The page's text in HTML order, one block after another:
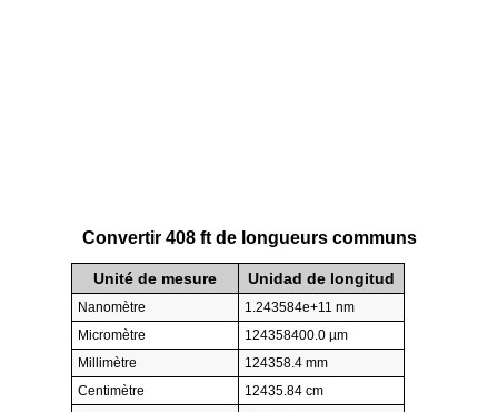
Convertir 408 ft de longueurs communs
Unité de mesure Unidad de longitud
Nanomètre
1.243584e+11 nm
Micromètre
124358400.0 µm
Millimètre
124358.4 mm
Centimètre
12435.84 cm